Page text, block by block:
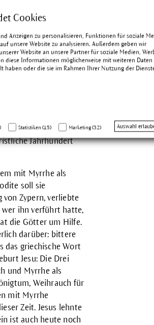
Cookies
Anzeigen zu personalisieren, Funktionen für soziale
unsere Website zu analysieren. Außerdem geben wir
Website an unsere Partner für soziale Medien,
diese Informationen möglicherweise mit weiteren Daten
haben oder die sie im Rahmen Ihrer Nutzung der
Statistiken (15) Marketing (32) Auswahl
griechischen Worten
Der Artname
vom
Pflanzen. Bereits
Schriften. Der
Jahrhundert
mit Myrrhe als
soll sie
von Zypern, verliebte
wer ihn verführt hatte,
die Götter um Hilfe.
darüber: bittere
das griechische Wort
Jesu: Die Drei
und Myrrhe als
Weihrauch für
mit Myrrhe
Zeit. Jesus lehnte
ist auch heute noch